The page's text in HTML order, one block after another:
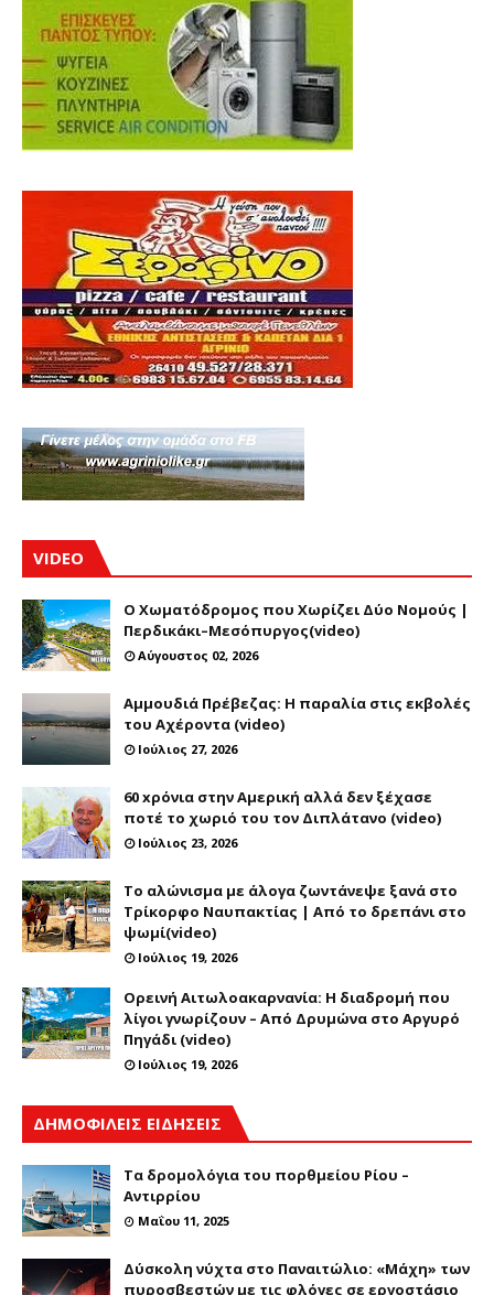
VIDEO
Ο Χωματόδρομος που Χωρίζει Δύο Νομούς |
Περδικάκι–Μεσόπυργος(video)
Αύγουστος 02, 2026
Αμμουδιά Πρέβεζας: Η παραλία στις εκβολές
του Αχέροντα (video)
Ιούλιος 27, 2026
60 xρόνια στην Αμερική αλλά δεν ξέχασε
ποτέ το χωριό του τον Διπλάτανο (video)
Ιούλιος 23, 2026
Το αλώνισμα με άλογα ζωντάνεψε ξανά στο
Τρίκορφο Ναυπακτίας | Από το δρεπάνι στο
ψωμί(video)
Ιούλιος 19, 2026
Ορεινή Αιτωλοακαρνανία: Η διαδρομή που
λίγοι γνωρίζουν – Από Δρυμώνα στο Αργυρό
Πηγάδι (video)
Ιούλιος 19, 2026
ΔΗΜΟΦΙΛΕΙΣ ΕΙΔΗΣΕΙΣ
Τα δρομολόγια του πορθμείου Ρίου –
Αντιρρίου
Μαΐου 11, 2025
Δύσκολη νύχτα στο Παναιτώλιο: «Μάχη» των
πυροσβεστών με τις φλόγες σε εργοστάσιο